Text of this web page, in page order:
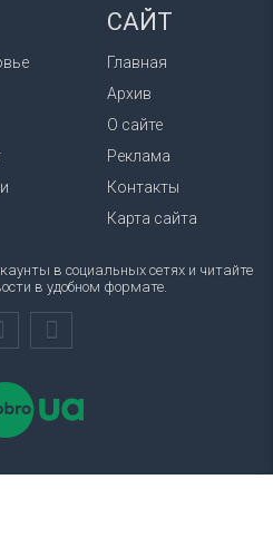
САЙТ
Главная
Архив
О сайте
Реклама
Контакты
Карта сайта
в социальных сетях и читайте
в удобном формате.